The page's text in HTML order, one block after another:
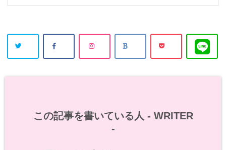
この記事を書いている人 - WRITER
-